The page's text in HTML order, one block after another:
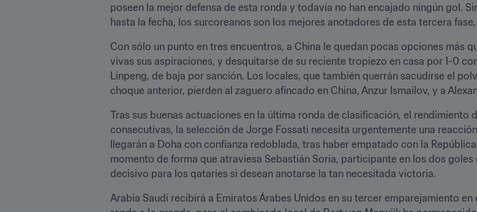
poseen la mejor defensa de esta ronda y todavía no han encajado ningún gol.
hasta la fecha, los surcoreanos son los mejores anotadores de esta tercera
Con sólo un punto en tres encuentros, a China le quedan pocas opciones más
vivas sus aspiraciones, y desquitarse de su reciente tropiezo en casa por 1-0
Linpeng, de baja por sanción. Los locales, que también querrán sacudirse el
choque anterior, pierden al zaguero afincado en China, Anzur Ismailov, y a
Tras sus buenas actuaciones en la última ronda de clasificación, el
consecutivas, la selección de Jorge Fossati necesita urgentemente una
llegarán a Doha con confianza redoblada, tras haber empatado con la
momento de forma que atraviesa Sebastián Soria, participante en los dos
decisivo para los qataríes si desean anotarse la tan necesitada victoria.
Arabia Saudí recibirá a Emiratos Árabes Unidos en su tercer emparejamiento